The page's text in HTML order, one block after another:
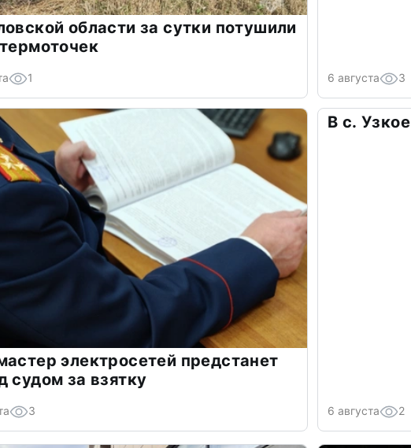
области за сутки потушили
1 6 августа 3
электросетей предстанет
судом за взятку
3
В с.
6 августа 2